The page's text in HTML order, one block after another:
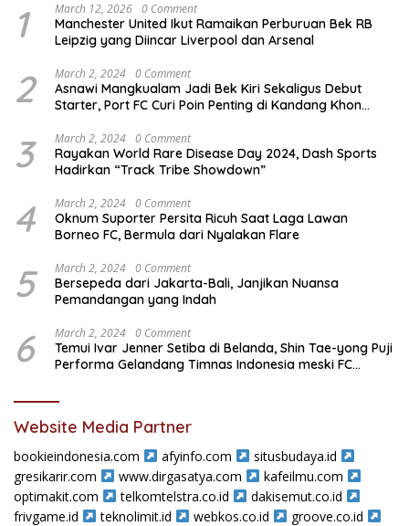
1 March 12, 2026 0 Comment
Manchester United Ikut Ramaikan Perburuan Bek RB
Leipzig yang Diincar Liverpool dan Arsenal
2 March 2, 2024 0 Comment
Asnawi Mangkualam Jadi Bek Kiri Sekaligus Debut
Starter, Port FC Curi Poin Penting di Kandang Khon
3 March 2, 2024 0 Comment
Rayakan World Rare Disease Day 2024, Dash Sports
Hadirkan “Track Tribe Showdown”
4 March 2, 2024 0 Comment
Oknum Suporter Persita Ricuh Saat Laga Lawan
Borneo FC, Bermula dari Nyalakan Flare
5 March 2, 2024 0 Comment
Bersepeda dari Jakarta-Bali, Janjikan Nuansa
Pemandangan yang Indah
6 March 2, 2024 0 Comment
Temui Ivar Jenner Setiba di Belanda, Shin Tae-yong Puji
Performa Gelandang Timnas Indonesia meski FC
Website Media Partner
bookieindonesia.com afyinfo.com
situsbudaya.id
gresikarir.com
www.dirgasatya.com
kafeilmu.com
optimakit.com
telkomtelstra.co.id
dakisemut.co.id
frivgame.id
teknolimit.id webkos.co.id
groove.co.id